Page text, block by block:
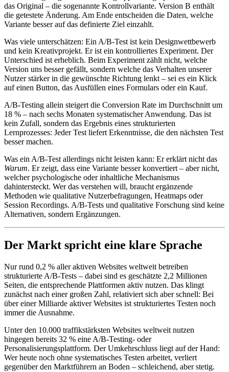
das Original – die sogenannte Kontrollvariante. Version B enthält
die getestete Änderung. Am Ende entscheiden die Daten, welche
Variante besser auf das definierte Ziel einzahlt.
Was viele unterschätzen: Ein A/B-Test ist kein Designwettbewerb
und kein Kreativprojekt. Er ist ein kontrolliertes Experiment. Der
Unterschied ist erheblich. Beim Experiment zählt nicht, welche
Version uns besser gefällt, sondern welche das Verhalten unserer
Nutzer stärker in die gewünschte Richtung lenkt – sei es ein Klick
auf einen Button, das Ausfüllen eines Formulars oder ein Kauf.
A/B-Testing allein steigert die Conversion Rate im Durchschnitt um
18 % – nach sechs Monaten systematischer Anwendung. Das ist
kein Zufall, sondern das Ergebnis eines strukturierten
Lernprozesses: Jeder Test liefert Erkenntnisse, die den nächsten Test
besser machen.
Was ein A/B-Test allerdings nicht leisten kann: Er erklärt nicht das
Warum. Er zeigt, dass eine Variante besser konvertiert – aber nicht,
welcher psychologische oder inhaltliche Mechanismus
dahintersteckt. Wer das verstehen will, braucht ergänzende
Methoden wie qualitative Nutzerbefragungen, Heatmaps oder
Session Recordings. A/B-Tests und qualitative Forschung sind keine
Alternativen, sondern Ergänzungen.
Der Markt spricht eine klare Sprache
Nur rund 0,2 % aller aktiven Websites weltweit betreiben
strukturierte A/B-Tests – dabei sind es geschätzte 2,2 Millionen
Seiten, die entsprechende Plattformen aktiv nutzen. Das klingt
zunächst nach einer großen Zahl, relativiert sich aber schnell: Bei
über einer Milliarde aktiver Websites ist strukturiertes Testen noch
immer die Ausnahme.
Unter den 10.000 traffikstärksten Websites weltweit nutzen
hingegen bereits 32 % eine A/B-Testing- oder
Personalisierungsplattform. Der Umkehrschluss liegt auf der Hand:
Wer heute noch ohne systematisches Testen arbeitet, verliert
gegenüber den Marktführern an Boden – schleichend, aber stetig.